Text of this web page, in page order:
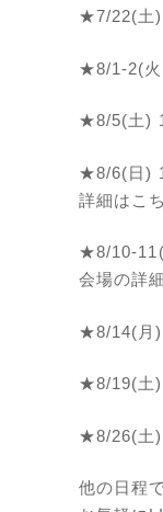
★7/22(土)
★8/1-2(火
★8/5(土)
★8/6(日)
詳細は こ
★8/10-11(
会場の詳
★8/14(月)
★8/19(土
★8/26(土
他の日程